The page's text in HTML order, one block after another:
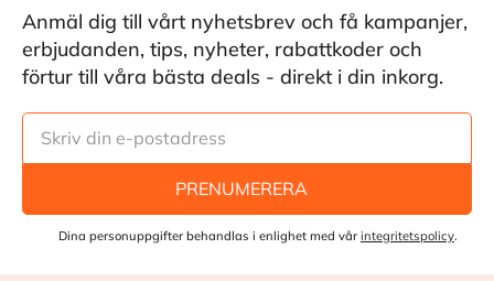
Anmäl dig till vårt nyhetsbrev och få kampanjer,
erbjudanden, tips, nyheter, rabattkoder och
förtur till våra bästa deals - direkt i din inkorg.
PRENUMERERA
Dina personuppgifter behandlas i enlighet med vår integritetspolicy.